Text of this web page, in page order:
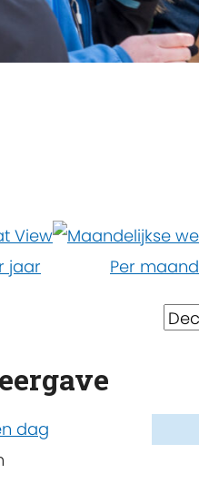
jaar Per maand
dag